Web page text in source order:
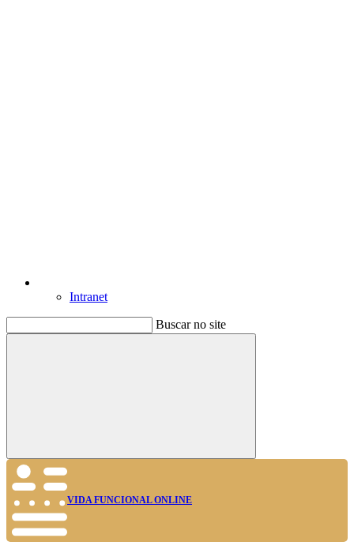
Intranet
Buscar no site
Buscar
VIDA FUNCIONAL ONLINE